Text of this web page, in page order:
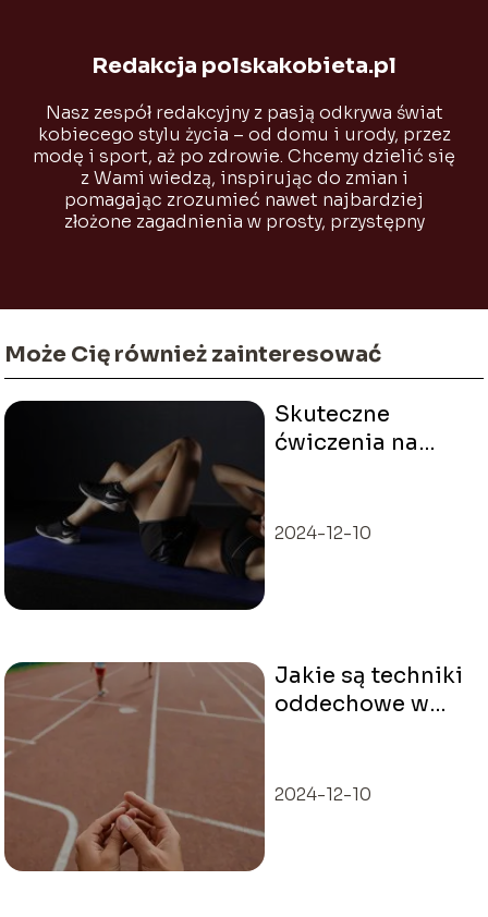
Redakcja polskakobieta.pl
Nasz zespół redakcyjny z pasją odkrywa świat
kobiecego stylu życia – od domu i urody, przez
modę i sport, aż po zdrowie. Chcemy dzielić się
z Wami wiedzą, inspirując do zmian i
pomagając zrozumieć nawet najbardziej
złożone zagadnienia w prosty, przystępny
Może Cię również zainteresować
Skuteczne
ćwiczenia na
planu treningu?
2024-12-10
Jakie są techniki
oddechowe w
2024-12-10